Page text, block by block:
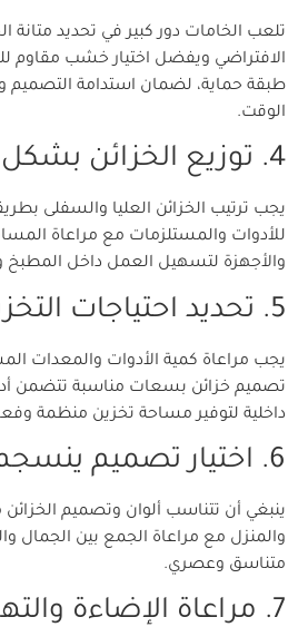
تلعب الخامات دور كبير في تحديد متانة
طبقة حماية، لضمان استدامة التصميم
الوقت.
4. توزيع الخزائن بشكل عملي
يجب ترتيب الخزائن العليا والسفلى
للأدوات والمستلزمات مع مراعاة
والأجهزة لتسهيل العمل داخل المطبخ
5. تحديد احتياجات التخزين
يجب مراعاة كمية الأدوات والمعدات
تصميم خزائن بسعات مناسبة تتضمن
داخلية لتوفير مساحة تخزين منظمة
6. اختيار تصميم ينسجم مع الديكور
ينبغي أن تتناسب ألوان وتصميم
والمنزل مع مراعاة الجمع بين الجمال
متناسق وعصري.
7. مراعاة الإضاءة والتهوية